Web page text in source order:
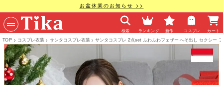
お盆休業のお知らせ >>
検索 ランキング 新作 コスプレ カート
TOP コスプレ衣装 サンタコスプレ衣装 サンタコスプレ 2点set ふわふわフェザー へそ出し セクシー